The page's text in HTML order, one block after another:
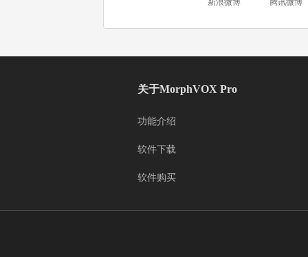
关于MorphVOX Pro
功能介绍
软件下载
软件购买